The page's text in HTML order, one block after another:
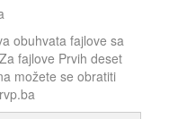
obuhvata fajlove sa
fajlove Prvih deset
možete se obratiti